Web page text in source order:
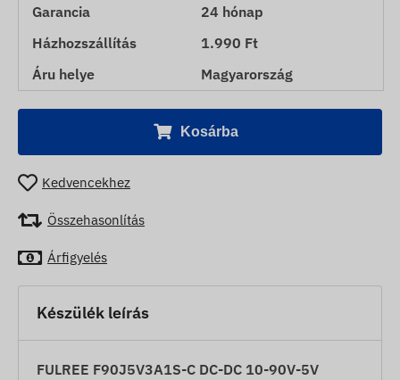
Garancia
24 hónap
Házhozszállítás
1.990 Ft
Áru helye
Magyarország
Kosárba
Kedvencekhez
Összehasonlítás
Árfigyelés
Készülék leírás
FULREE F90J5V3A1S-C DC-DC 10-90V-5V